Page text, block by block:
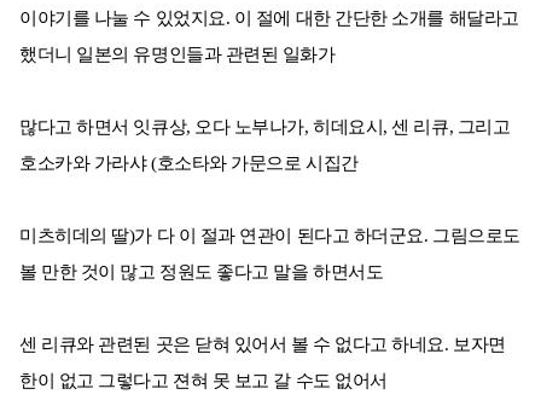
이야기를 나눌 수 있었지요. 이 절에 대한 간단한 소개를 해달라고
했더니 일본의 유명인들과 관련된 일화가
많다고 하면서 잇큐상, 오다 노부나가, 히데요시, 센 리큐, 그리고
호소카와 가라샤 (호소타와 가문으로 시집간
미츠히데의 딸)가 다 이 절과 연관이 된다고 하더군요. 그림으로도
볼 만한 것이 많고 정원도 좋다고 말을 하면서도
센 리큐와 관련된 곳은 닫혀 있어서 볼 수 없다고 하네요. 보자면
한이 없고 그렇다고 젼혀 못 보고 갈 수도 없어서